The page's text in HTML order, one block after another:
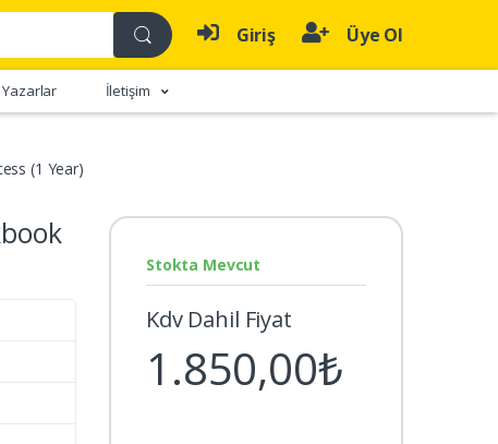
Giriş Üye Ol
Yazarlar İletişim
(1 Year)
Stokta Mevcut
Kdv Dahil Fiyat
1.850,00₺